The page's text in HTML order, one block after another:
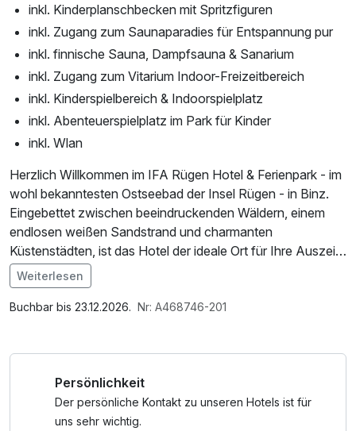
inkl. Kinderplanschbecken mit Spritzfiguren
inkl. Zugang zum Saunaparadies für Entspannung pur
inkl. finnische Sauna, Dampfsauna & Sanarium
inkl. Zugang zum Vitarium Indoor-Freizeitbereich
inkl. Kinderspielbereich & Indoorspielplatz
inkl. Abenteuerspielplatz im Park für Kinder
inkl. Wlan
Herzlich Willkommen im IFA Rügen Hotel & Ferienpark - im
wohl bekanntesten Ostseebad der Insel Rügen - in Binz.
Eingebettet zwischen beeindruckenden Wäldern, einem
endlosen weißen Sandstrand und charmanten
Küstenstädten, ist das Hotel der ideale Ort für Ihre Auszeit.
Es liegt direkt an einer 8 Kilometer langen Bucht mit feinem
Sandstrand - ein Paradies für Groß und Klein. Ob
entspannte Strandtage, ausgedehnte Spaziergänge
Ob Aktivurlaub, Familienauszeit oder pure Entspannung
Rügen bietet für jeden Geschmack das passende Erlebnis.
Im Angebot enthalten
W-LAN Nutzung / Internetnutzung, Shuttleservice
Weiterlesen
Buchbar bis 23.12.2026. Nr: A468746-201
Persönlichkeit
Der persönliche Kontakt zu unseren Hotels ist für
uns sehr wichtig.